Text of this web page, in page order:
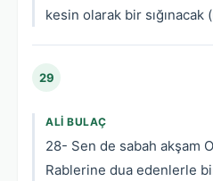
kesin olarak bir sığınacak
29
ALI BULAÇ
28- Sen de sabah akşam
Rablerine dua edenlerle